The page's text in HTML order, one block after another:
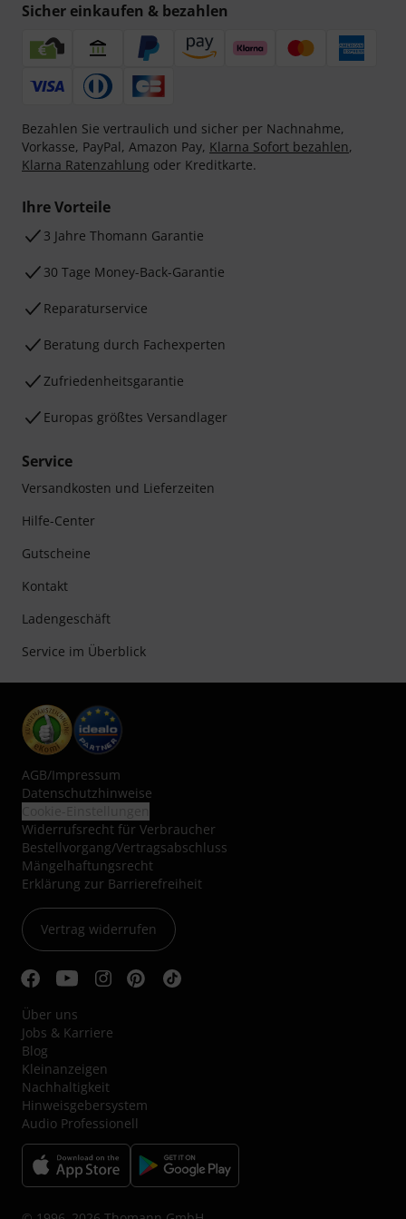
Sicher einkaufen & bezahlen
Bezahlen Sie vertraulich und sicher per Nachnahme,
Vorkasse, PayPal, Amazon Pay, Klarna Sofort bezahlen,
Klarna Ratenzahlung oder Kreditkarte.
Ihre Vorteile
3 Jahre Thomann Garantie
30 Tage Money-Back-Garantie
Reparaturservice
Beratung durch Fachexperten
Zufriedenheitsgarantie
Europas größtes Versandlager
Service
Versandkosten und Lieferzeiten
Hilfe-Center
Gutscheine
Kontakt
Ladengeschäft
Service im Überblick
AGB/Impressum
Datenschutzhinweise
Widerrufsrecht für Verbraucher
Bestellvorgang/Vertragsabschluss
Mängelhaftungsrecht
Erklärung zur Barrierefreiheit
Vertrag widerrufen
Über uns
Jobs & Karriere
Blog
Kleinanzeigen
Nachhaltigkeit
Hinweisgebersystem
Audio Professionell